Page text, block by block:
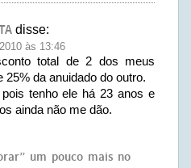
disse:
às 13:46
total de 2 dos meus
da anuidado do outro.
tenho ele há 23 anos e
ainda não me dão.
um pouco mais no